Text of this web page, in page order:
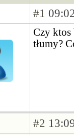
#1
Czy ktos
tłumy?
#2